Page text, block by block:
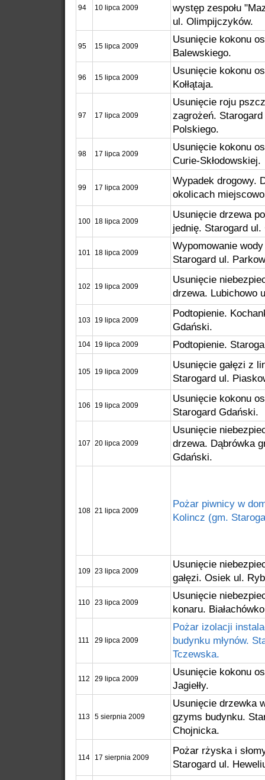
94 10 lipca 2009
występ zespołu
ul. Olimpijczyków.
95 15 lipca 2009
Usunięcie kokonu
Balewskiego.
96 15 lipca 2009
Usunięcie kokonu
Kołłątaja.
97 17 lipca 2009
Usunięcie roju
zagrożeń.
Polskiego.
98 17 lipca 2009
Usunięcie kokonu
Curie-Skłodowskiej.
99 17 lipca 2009
Wypadek drogowy.
okolicach
100 18 lipca 2009
Usunięcie drzewa
jednię. Starogard
101 18 lipca 2009
Wypomowanie
Starogard ul.
102 19 lipca 2009
Usunięcie
drzewa. Lubichowo
103 19 lipca 2009
Podtopienie.
Gdański.
104 19 lipca 2009 Podtopienie.
105 19 lipca 2009
Usunięcie gałęzi z
Starogard ul.
106 19 lipca 2009
Usunięcie kokonu
Starogard Gdański.
107 20 lipca 2009
Usunięcie
drzewa. Dąbrówka
Gdański.
108 21 lipca 2009
Pożar piwnicy w
Kolincz (gm.
109 23 lipca 2009
Usunięcie
gałęzi. Osiek ul.
110 23 lipca 2009
Usunięcie
konaru.
111 29 lipca 2009
Pożar izolacji
budynku młynów.
Tczewska.
112 29 lipca 2009
Usunięcie kokonu
Jagiełły.
113 5 sierpnia 2009
Usunięcie drzewka
gzyms budynku.
Chojnicka.
114 17 sierpnia 2009
Pożar rżyska i
Starogard ul.